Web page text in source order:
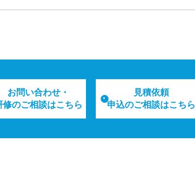
お問い合わせ・
修のご相談はこちら
見積依頼
申込のご相談はこちら